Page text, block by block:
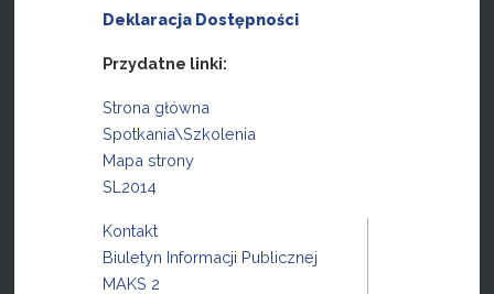
Deklaracja Dostępności
Przydatne linki:
Strona główna
Spotkania\Szkolenia
Mapa strony
SL2014
Kontakt
Biuletyn Informacji Publicznej
MAKS 2